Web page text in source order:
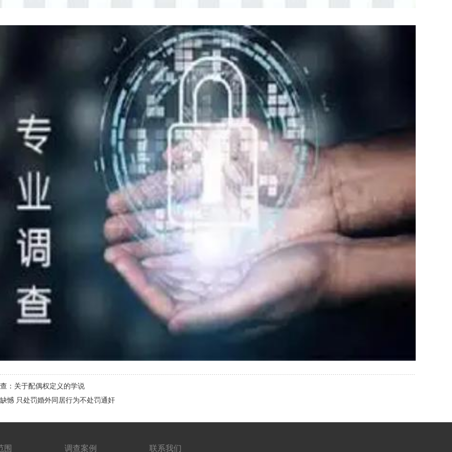
：关于配偶权定义的学说
憾 只处罚婚外同居行为不处罚通奸
围 调查案例 联系我们